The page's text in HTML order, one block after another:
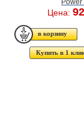
Цена:
Купить в 1